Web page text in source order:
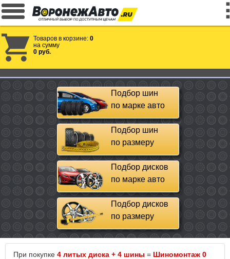
Товаров в корзине: 0
на сумму
0 руб.
Подбор шин
по марке авто
Подбор шин
по размеру
Подбор дисков
по марке авто
Подбор дисков
по размеру
При покупке 4 литых диска + 4 шины = Шиномонтаж 0